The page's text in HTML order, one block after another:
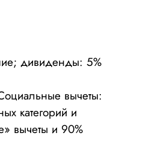
дивиденды: 5%
вычеты:
категорий и
вычеты и 90%